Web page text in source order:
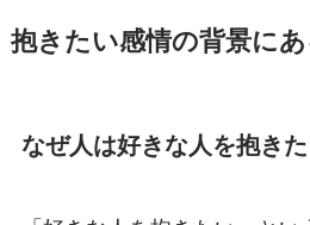
抱きたい感情の背景に
なぜ人は好きな人を抱き